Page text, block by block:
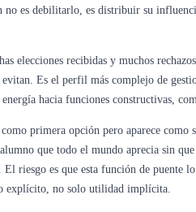
es debilitarlo, es distribuir su
elecciones recibidas y muchos
Es el perfil más complejo de
hacia funciones constructivas,
primera opción pero aparece
que todo el mundo aprecia sin
riesgo es que esta función de puente
explícito, no solo utilidad implícita.